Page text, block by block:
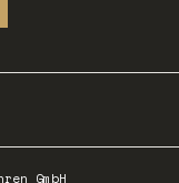
GmbH